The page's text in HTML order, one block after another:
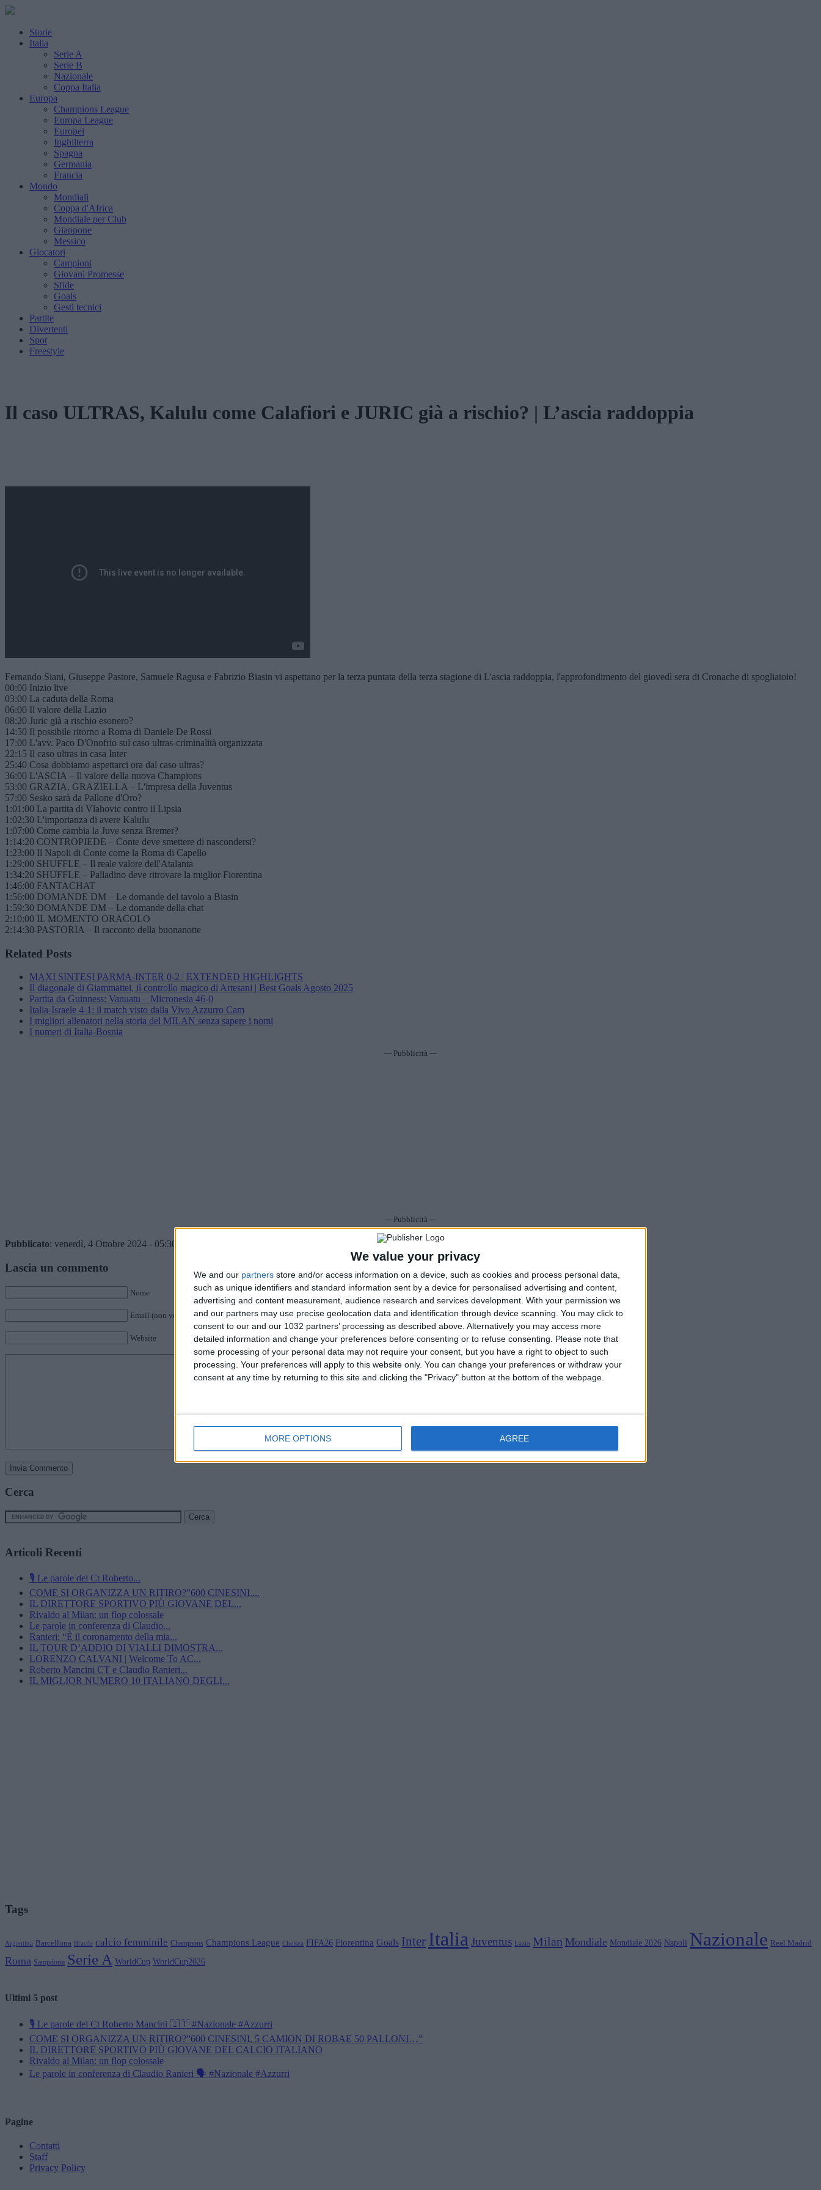
We value your privacy
We and our partners store and/or access information on a device, such as cookies and process personal data,
such as unique identifiers and standard information sent by a device for personalised advertising and content,
advertising and content measurement, audience research and services development. With your permission we
and our partners may use precise geolocation data and identification through device scanning. You may click to
consent to our and our 1032 partners’ processing as described above. Alternatively you may access more
detailed information and change your preferences before consenting or to refuse consenting.
Please note that
some processing of your personal data may not require your consent, but you have a right to object to such
processing. Your preferences will apply to this website only. You can change your preferences or withdraw your
consent at any time by returning to this site and clicking the "Privacy" button at the bottom of the webpage.
MORE OPTIONS AGREE
Storie
Italia
Serie A
Serie B
Nazionale
Coppa Italia
Europa
Champions League
Europa League
Europei
Inghilterra
Spagna
Germania
Francia
Mondo
Mondiali
Coppa d'Africa
Mondiale per Club
Giappone
Messico
Giocatori
Campioni
Giovani Promesse
Sfide
Goals
Gesti tecnici
Partite
Divertenti
Spot
Freestyle
Il caso ULTRAS, Kalulu come Calafiori e JURIC già a rischio? | L’ascia raddoppia
Fernando Siani, Giuseppe Pastore, Samuele Ragusa e Fabrizio Biasin vi aspettano per la terza puntata della terza stagione di L'ascia raddoppia, l'approfondimento del giovedì sera di Cronache di spogliatoio!
00:00 Inizio live
03:00 La caduta della Roma
06:00 Il valore della Lazio
08:20 Juric già a rischio esonero?
14:50 Il possibile ritorno a Roma di Daniele De Rossi
17:00 L'avv. Paco D'Onofrio sul caso ultras-criminalità organizzata
22:15 Il caso ultras in casa Inter
25:40 Cosa dobbiamo aspettarci ora dal caso ultras?
36:00 L'ASCIA – Il valore della nuova Champions
53:00 GRAZIA, GRAZIELLA – L'impresa della Juventus
57:00 Sesko sarà da Pallone d'Oro?
1:01:00 La partita di Vlahovic contro il Lipsia
1:02:30 L'importanza di avere Kalulu
1:07:00 Come cambia la Juve senza Bremer?
1:14:20 CONTROPIEDE – Conte deve smettere di nascondersi?
1:23:00 Il Napoli di Conte come la Roma di Capello
1:29:00 SHUFFLE – Il reale valore dell'Atalanta
1:34:20 SHUFFLE – Palladino deve ritrovare la miglior Fiorentina
1:46:00 FANTACHAT
1:56:00 DOMANDE DM – Le domande del tavolo a Biasin
1:59:30 DOMANDE DM – Le domande della chat
2:10:00 IL MOMENTO ORACOLO
2:14:30 PASTORIA – Il racconto della buonanotte
Related Posts
MAXI SINTESI PARMA-INTER 0-2 | EXTENDED HIGHLIGHTS
Il diagonale di Giammattei, il controllo magico di Artesani | Best Goals Agosto 2025
Partita da Guinness: Vanuatu – Micronesia 46-0
Italia-Israele 4-1: il match visto dalla Vivo Azzurro Cam
I migliori allenatori nella storia del MILAN senza sapere i nomi
I numeri di Italia-Bosnia
--- Pubblicità ---
--- Pubblicità ---
Pubblicato: venerdì, 4 Ottobre 2024 - 05:30 da Istvan in : Nessun commentoVisualizza/Scrivi
Lascia un commento
Nome
Email (non verrà pubblicata)
Website
Cerca
Articoli Recenti
🎙️ Le parole del Ct Roberto...
COME SI ORGANIZZA UN RITIRO?”600 CINESINI,...
IL DIRETTORE SPORTIVO PIÙ GIOVANE DEL...
Rivaldo al Milan: un flop colossale
Le parole in conferenza di Claudio...
Ranieri: “È il coronamento della mia...
IL TOUR D’ADDIO DI VIALLI DIMOSTRA...
LORENZO CALVANI | Welcome To AC...
Roberto Mancini CT e Claudio Ranieri...
IL MIGLIOR NUMERO 10 ITALIANO DEGLI...
Tags
Argentina Barcellona Brasile calcio femminile Champions Champions League Chelsea FIFA26 Fiorentina Goals Inter Italia Juventus Lazio Milan Mondiale Mondiale 2026 Napoli Nazionale Real Madrid
Roma Sampdoria Serie A WorldCup WorldCup2026
Ultimi 5 post
🎙️ Le parole del Ct Roberto Mancini 🇮🇹 #Nazionale #Azzurri
COME SI ORGANIZZA UN RITIRO?”600 CINESINI, 5 CAMION DI ROBAE 50 PALLONI…”
IL DIRETTORE SPORTIVO PIÙ GIOVANE DEL CALCIO ITALIANO
Rivaldo al Milan: un flop colossale
Le parole in conferenza di Claudio Ranieri 🗣️ #Nazionale #Azzurri
Pagine
Contatti
Staff
Privacy Policy